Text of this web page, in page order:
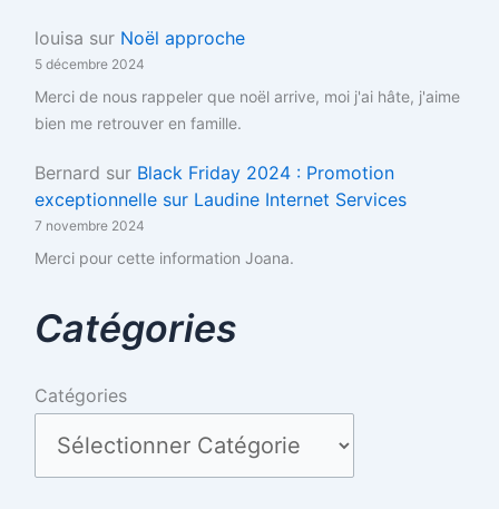
louisa sur Noël approche
5 décembre 2024
Merci de nous rappeler que noël arrive, moi j'ai hâte, j'aime
bien me retrouver en famille.
Bernard sur Black Friday 2024 : Promotion
exceptionnelle sur Laudine Internet Services
7 novembre 2024
Merci pour cette information Joana.
Catégories
Catégories